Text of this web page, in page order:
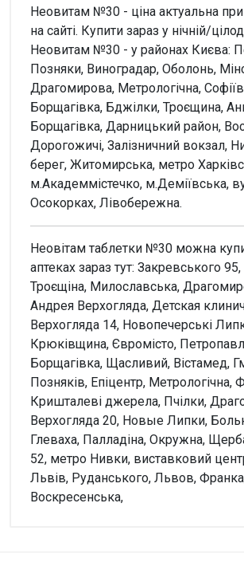
Неовитам №30 - ціна актуальна
на сайті. Купити зараз у нічній/
Неовитам №30 - у районах Києва:
Позняки, Виноградар, Оболонь,
Драгомирова, Метрологічна,
Борщагівка, Бджілки, Троєщина,
Борщагівка, Дарницький район,
Дорогожичі, Залізничний вокзал,
берег, Житомирська, метро
м.Академмістечко, м.Деміївська,
Осокорках, Лівобережна.
Неовітам таблетки №30 можна
аптеках зараз тут: Закревського
Троєщіна, Милославська,
Андрея Верхогляда, Детская
Верхогляда 14, Новопечерські
Крюківщина, Євромісто,
Борщагівка, Щасливий, Вістамед,
Позняків, Епіцентр, Метрологічна,
Кришталеві джерела, Пчілки,
Верхогляда 20, Новые Липки,
Глеваха, Палладіна, Окружна,
52, метро Нивки, виставковий
Львів, Руданського, Львов,
Воскресенська,